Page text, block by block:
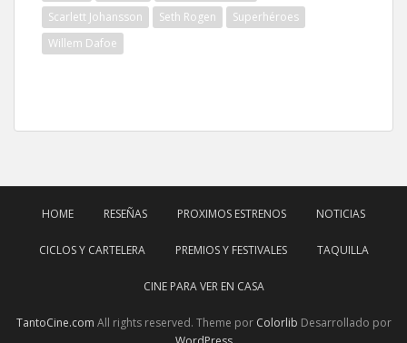
Scarlett Johansson
Seth Rogen
Superhéroes
Willem Dafoe
HOME RESEÑAS PROXIMOS ESTRENOS NOTICIAS
CICLOS Y CARTELERA PREMIOS Y FESTIVALES TAQUILLA
CINE PARA VER EN CASA
TantoCine.com All rights reserved. Theme por Colorlib Desarrollado por